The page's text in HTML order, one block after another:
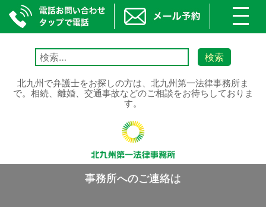
検
索:
北九州で弁護士をお探しの方は、北九州第一法律事務所ま
で。相続、離婚、交通事故などのご相談をお待ちしておりま
す。
事務所へのご連絡は